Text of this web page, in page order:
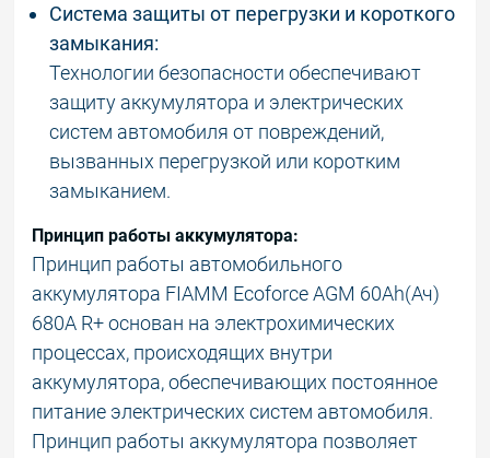
Система защиты от перегрузки и короткого
замыкания:
Технологии безопасности обеспечивают
защиту аккумулятора и электрических
систем автомобиля от повреждений,
вызванных перегрузкой или коротким
замыканием.
Принцип работы аккумулятора:
Принцип работы автомобильного
аккумулятора FIAMM Ecoforce AGM 60Аh(Ач)
680А R+ основан на электрохимических
процессах, происходящих внутри
аккумулятора, обеспечивающих постоянное
питание электрических систем автомобиля.
Принцип работы аккумулятора позволяет